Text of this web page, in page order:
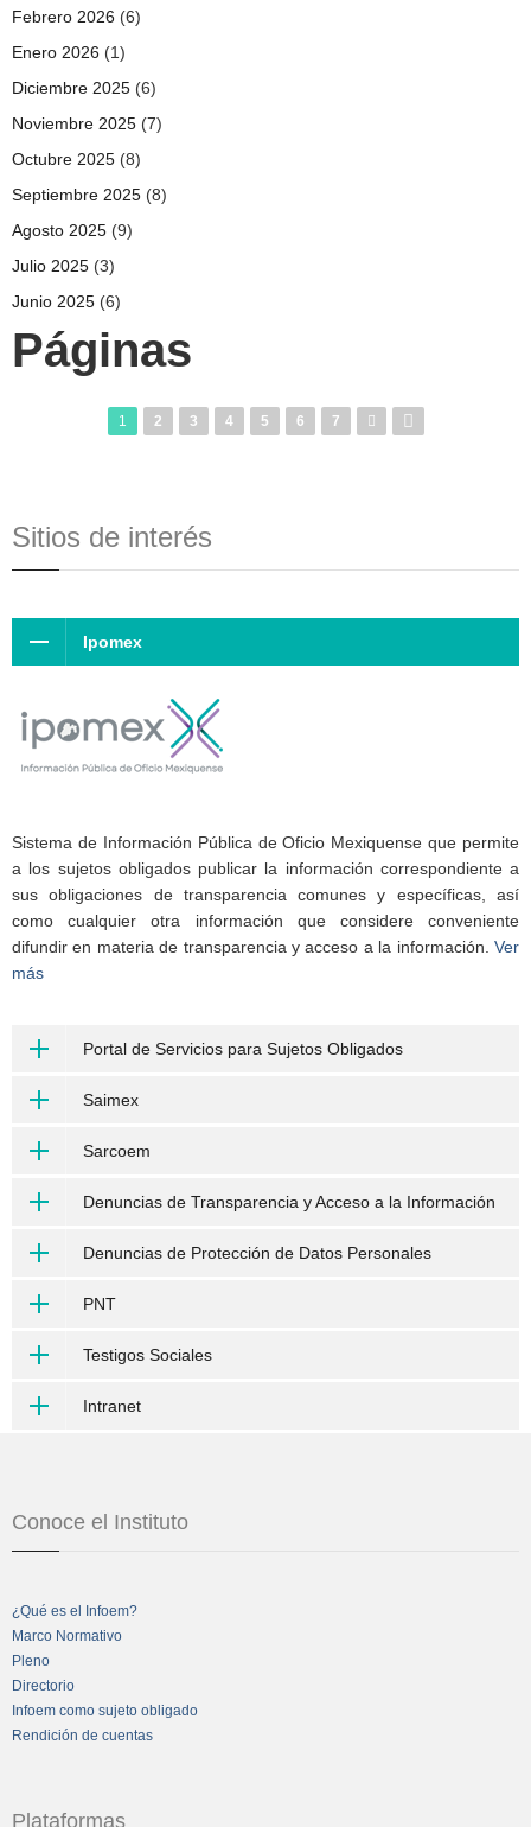
Febrero 2026 (6)
Enero 2026 (1)
Diciembre 2025 (6)
Noviembre 2025 (7)
Octubre 2025 (8)
Septiembre 2025 (8)
Agosto 2025 (9)
Julio 2025 (3)
Junio 2025 (6)
Páginas
1 2 3 4 5 6 7
Sitios de interés
Ipomex
Sistema de Información Pública de Oficio Mexiquense que permite
a los sujetos obligados publicar la información correspondiente a
sus obligaciones de transparencia comunes y específicas, así
como cualquier otra información que considere conveniente
difundir en materia de transparencia y acceso a la información. Ver
más
Portal de Servicios para Sujetos Obligados
Saimex
Sarcoem
Denuncias de Transparencia y Acceso a la Información
Denuncias de Protección de Datos Personales
PNT
Testigos Sociales
Intranet
Conoce el Instituto
¿Qué es el Infoem?
Marco Normativo
Pleno
Directorio
Infoem como sujeto obligado
Rendición de cuentas
Plataformas